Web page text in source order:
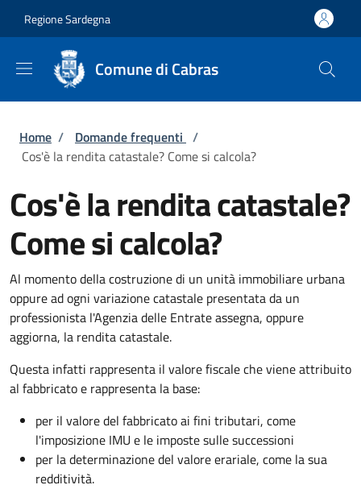
Regione Sardegna
Comune di Cabras
Briciole di pane
Home / Domande frequenti /
Cos'è la rendita catastale? Come si calcola?
Cos'è la rendita catastale?
Come si calcola?
Al momento della costruzione di un unità immobiliare urbana
oppure ad ogni variazione catastale presentata da un
professionista l'Agenzia delle Entrate assegna, oppure
aggiorna, la rendita catastale.
Questa infatti rappresenta il valore fiscale che viene attribuito
al fabbricato e rappresenta la base:
per il valore del fabbricato ai fini tributari, come
l'imposizione IMU e le imposte sulle successioni
per la determinazione del valore erariale, come la sua
redditività.